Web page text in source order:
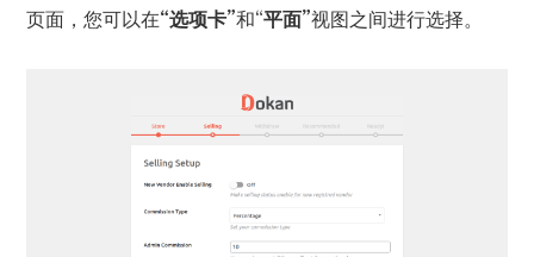
页面，您可以在“选项卡”和“平面”视图之间进行选择。